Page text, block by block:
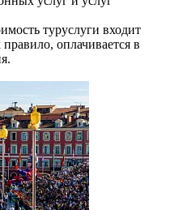
туруслуги входит
оплачивается в